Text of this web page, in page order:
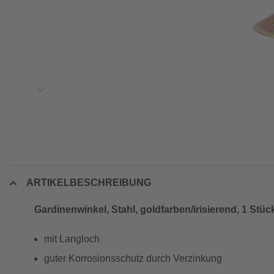
ARTIKELBESCHREIBUNG
Gardinenwinkel, Stahl, goldfarben/irisierend, 1
mit Langloch
guter Korrosionsschutz durch Verzinkung